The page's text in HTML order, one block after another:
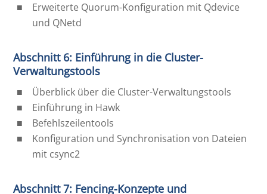
Erweiterte Quorum-Konfiguration mit Qdevice
und QNetd
Abschnitt 6: Einführung in die Cluster-
Verwaltungstools
Überblick über die Cluster-Verwaltungstools
Einführung in Hawk
Befehlszeilentools
Konfiguration und Synchronisation von Dateien
mit csync2
Abschnitt 7: Fencing-Konzepte und